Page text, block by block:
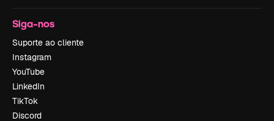
Siga-nos
Suporte ao cliente
Instagram
YouTube
LinkedIn
TikTok
Discord